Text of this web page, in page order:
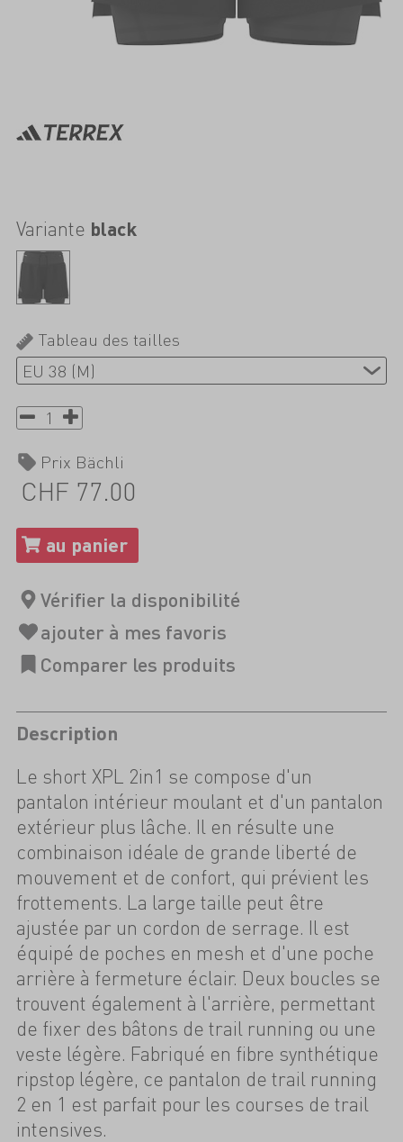
Variante black
Tableau des tailles
Prix Bächli
CHF 77.00
Description
Le short XPL 2in1 se compose d'un
pantalon intérieur moulant et d'un pantalon
extérieur plus lâche. Il en résulte une
combinaison idéale de grande liberté de
mouvement et de confort, qui prévient les
frottements. La large taille peut être
ajustée par un cordon de serrage. Il est
équipé de poches en mesh et d'une poche
arrière à fermeture éclair. Deux boucles se
trouvent également à l'arrière, permettant
de fixer des bâtons de trail running ou une
veste légère. Fabriqué en fibre synthétique
ripstop légère, ce pantalon de trail running
2 en 1 est parfait pour les courses de trail
intensives.